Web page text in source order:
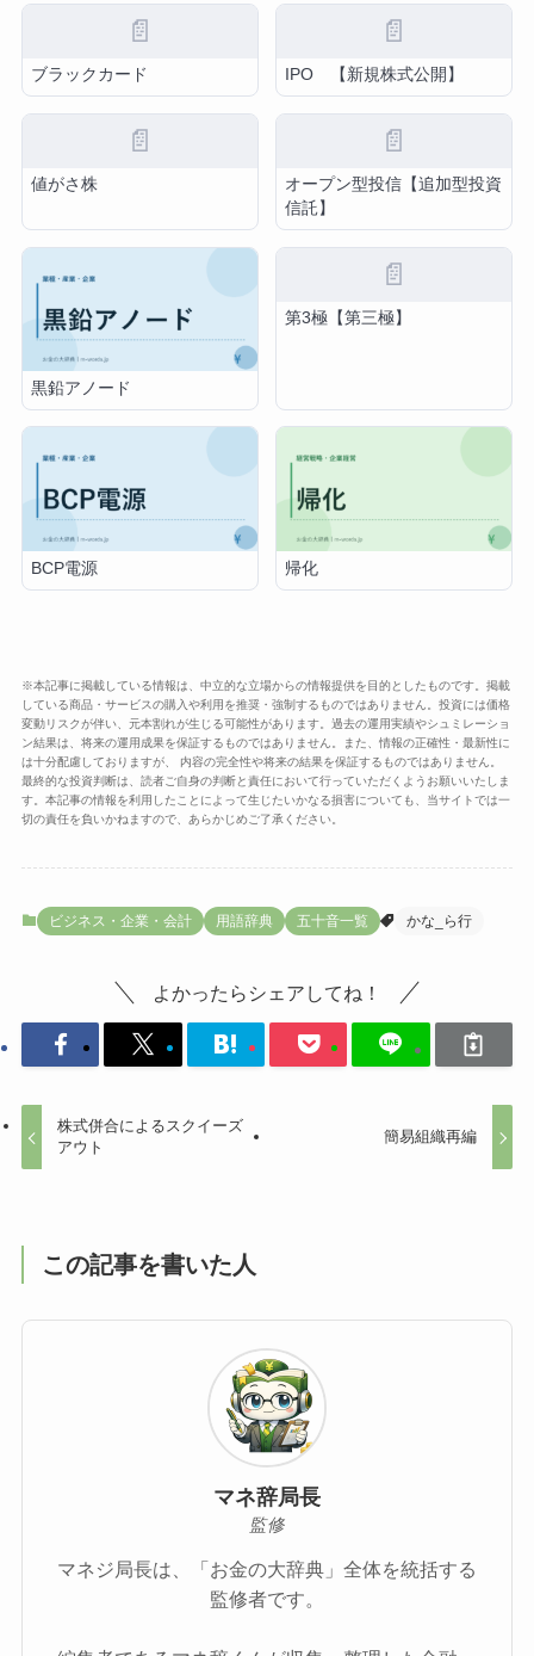
📄
ブラックカード
📄
IPO 【新規株式公開】
📄
値がさ株
📄
オープン型投信【追加型投資
信託】
黒鉛アノード
📄
第3極【第三極】
BCP電源 帰化
※本記事に掲載している情報は、中立的な立場からの情報提供を目的としたものです。掲載
している商品・サービスの購入や利用を推奨・強制するものではありません。投資には価格
変動リスクが伴い、元本割れが生じる可能性があります。過去の運用実績やシュミレーショ
ン結果は、将来の運用成果を保証するものではありません。また、情報の正確性・最新性に
は十分配慮しておりますが、 内容の完全性や将来の結果を保証するものではありません。
最終的な投資判断は、読者ご自身の判断と責任において行っていただくようお願いいたしま
す。本記事の情報を利用したことによって生じたいかなる損害についても、当サイトでは一
切の責任を負いかねますので、あらかじめご了承ください。
ビジネス・企業・会計 用語辞典 五十音一覧 かな_ら行
よかったらシェアしてね！
株式併合によるスクイーズ
アウト
簡易組織再編
この記事を書いた人
マネ辞局長
監修
マネジ局長は、「お金の大辞典」全体を統括する
監修者です。